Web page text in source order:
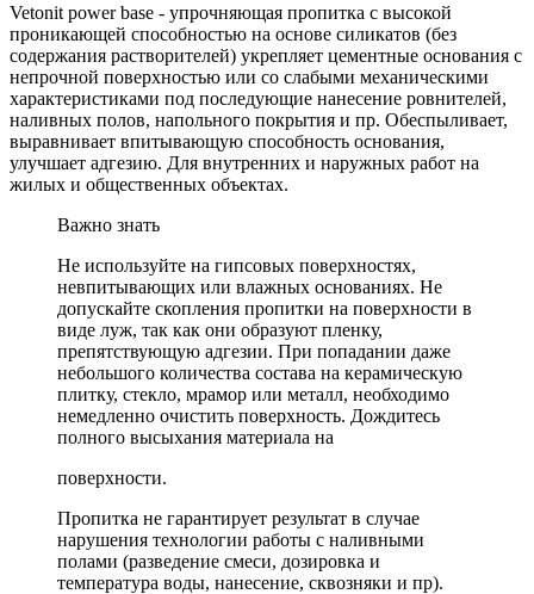
Vetonit power base - упрочняющая пропитка с высокой
проникающей способностью на основе силикатов (без
содержания растворителей) укрепляет цементные основания с
непрочной поверхностью или со слабыми механическими
характеристиками под последующие нанесение ровнителей,
наливных полов, напольного покрытия и пр. Обеспыливает,
выравнивает впитывающую способность основания,
улучшает адгезию. Для внутренних и наружных работ на
жилых и общественных объектах.
Важно знать
Не используйте на гипсовых поверхностях,
невпитывающих или влажных основаниях. Не
допускайте скопления пропитки на поверхности в
виде луж, так как они образуют пленку,
препятствующую адгезии. При попадании даже
небольшого количества состава на керамическую
плитку, стекло, мрамор или металл, необходимо
немедленно очистить поверхность. Дождитесь
полного высыхания материала на
поверхности.
Пропитка не гарантирует результат в случае
нарушения технологии работы с наливными
полами (разведение смеси, дозировка и
температура воды, нанесение, сквозняки и пр).